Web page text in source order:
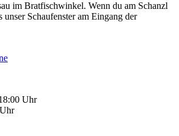
im Bratfischwinkel. Wenn du am Schanzl
unser Schaufenster am Eingang der
Uhr